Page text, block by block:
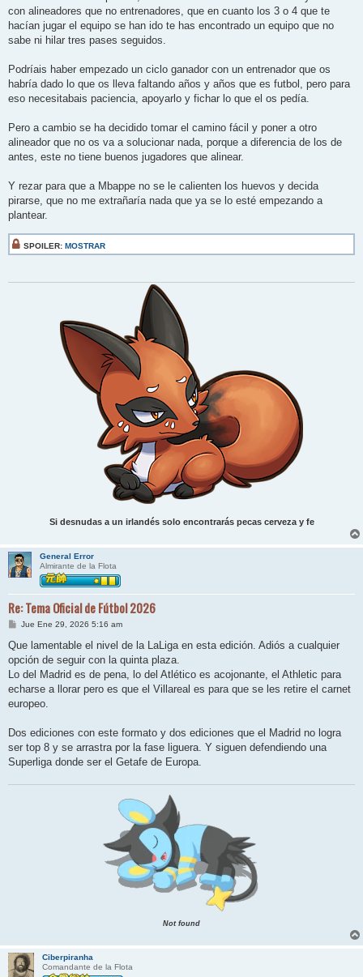
con alineadores que no entrenadores, que en cuanto los 3 o 4 que te
hacían jugar el equipo se han ido te has encontrado un equipo que no
sabe ni hilar tres pases seguidos.
Podríais haber empezado un ciclo ganador con un entrenador que os
habría dado lo que os lleva faltando años y años que es futbol, pero para
eso necesitabais paciencia, apoyarlo y fichar lo que el os pedía.
Pero a cambio se ha decidido tomar el camino fácil y poner a otro
alineador que no os va a solucionar nada, porque a diferencia de los de
antes, este no tiene buenos jugadores que alinear.
Y rezar para que a Mbappe no se le calienten los huevos y decida
pirarse, que no me extrañaría nada que ya se lo esté empezando a
plantear.
SPOILER: MOSTRAR
Si desnudas a un irlandés solo encontrarás pecas cerveza y fe
General Error
Almirante de la Flota
Re: Tema Oficial de Fútbol 2026
M
n
a
j
Jue Ene 29, 2026 5:16 am
Que lamentable el nivel de la LaLiga en esta edición. Adiós a cualquier
opción de seguir con la quinta plaza.
Lo del Madrid es de pena, lo del Atlético es acojonante, el Athletic para
echarse a llorar pero es que el Villareal es para que se les retire el carnet
europeo.
Dos ediciones con este formato y dos ediciones que el Madrid no logra
ser top 8 y se arrastra por la fase liguera. Y siguen defendiendo una
Superliga donde ser el Getafe de Europa.
Not found
Ciberpiranha
Comandante de la Flota